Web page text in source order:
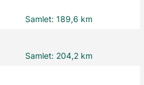
Samlet: 189,6 km
Samlet: 204,2 km